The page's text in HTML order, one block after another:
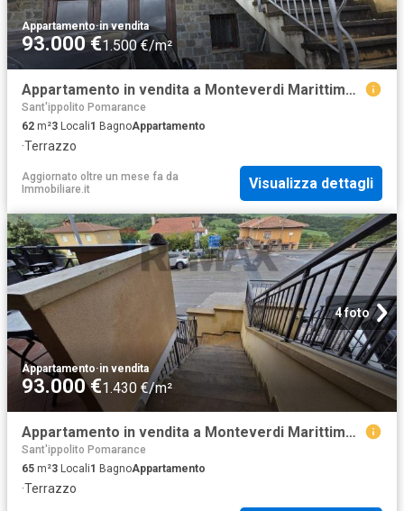
Appartamento·in vendita
93.000 €1.500 €/m²
Appartamento in vendita a Monteverdi Marittimo PI
Sant'ippolito Pomarance
62 m²3 Locali1 BagnoAppartamento
·Terrazzo
Aggiornato oltre un mese fa da
Immobiliare.it
Visualizza dettagli
4 foto
Appartamento·in vendita
93.000 €1.430 €/m²
Appartamento in vendita a Monteverdi Marittimo PI
Sant'ippolito Pomarance
65 m²3 Locali1 BagnoAppartamento
·Terrazzo